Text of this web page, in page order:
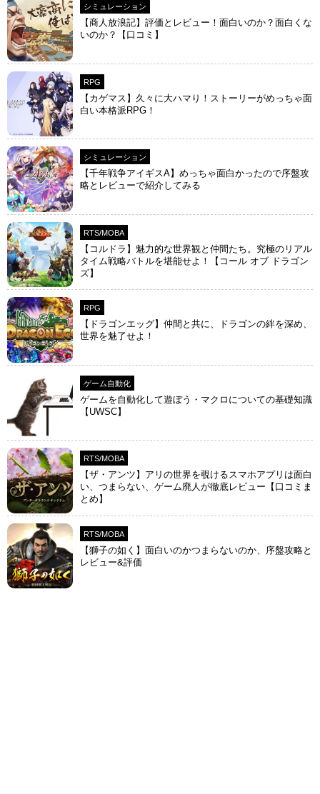
シミュレーション
【商人放浪‪記】評価とレビュー！面白いのか？面白くな
いのか？【口コミ】
RPG
【カゲマス】久々に大ハマり！ストーリーがめっちゃ面
白い本格派RPG！
シミュレーション
【千年戦争アイギスA】めっちゃ面白かったので序盤攻
略とレビューで紹介してみる
RTS/MOBA
【コルドラ】魅力的な世界観と仲間たち。究極のリアル
タイム戦略バトルを堪能せよ！【コール オブ ドラゴン
ズ】
RPG
【ドラゴンエッグ】仲間と共に、ドラゴンの絆を深め、
世界を魅了せよ！
ゲーム自動化
ゲームを自動化して遊ぼう・マクロについての基礎知識
【UWSC】
RTS/MOBA
【ザ・アンツ】アリの世界を覗けるスマホアプリは面白
い、つまらない、ゲーム廃人が徹底レビュー【口コミま
とめ】
RTS/MOBA
【獅子の如く】面白いのかつまらないのか、序盤攻略と
レビュー&評価